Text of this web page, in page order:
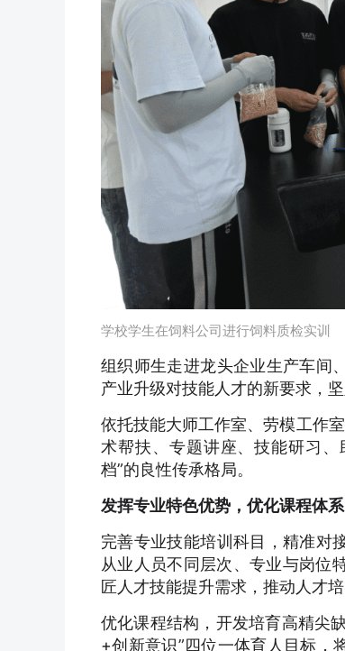
学校学生在饲料公司进行饲料质检实训
组织师生走进龙头企业生产车间
产业升级对技能人才的新要求，
依托技能大师工作室、劳模工作
术帮扶、专题讲座、技能研习
档”的良性传承格局。
发挥专业特色优势，优化课程体系
完善专业技能培训科目，精准对
从业人员不同层次、专业与岗位
匠人才技能提升需求，推动人才
优化课程结构，开发培育高精尖
+创新意识”四位一体育人目标，